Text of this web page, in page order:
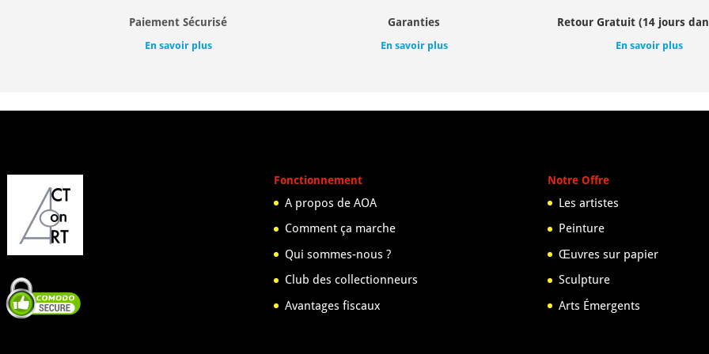
Paiement Sécurisé
En savoir plus
Garanties
En savoir plus
Retour Gratuit (14 jours
En savoir plus
Fonctionnement
A propos de AOA
Comment ça marche
Qui sommes-nous ?
Club des collectionneurs
Avantages fiscaux
Notre Offre
Les artistes
Peinture
Œuvres sur papier
Sculpture
Arts Émergents